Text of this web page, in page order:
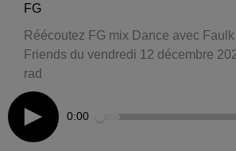
FG
Réécoutez FG mix Dance avec
Friends du vendredi 12 décembre
rad
0:00